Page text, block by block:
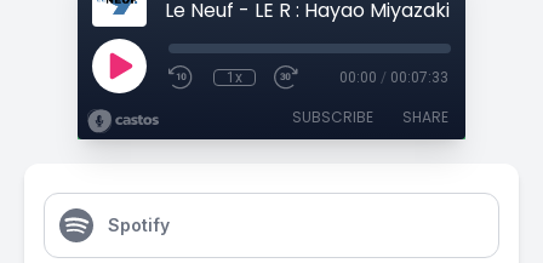
1x 00:00 / 00:07:33
SUBSCRIBE SHARE
Spotify